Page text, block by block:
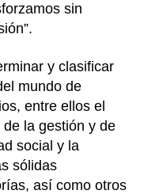
sin
y clasificar
mundo de
entre ellos el
la gestión y de
social y la
sólidas
así como otros